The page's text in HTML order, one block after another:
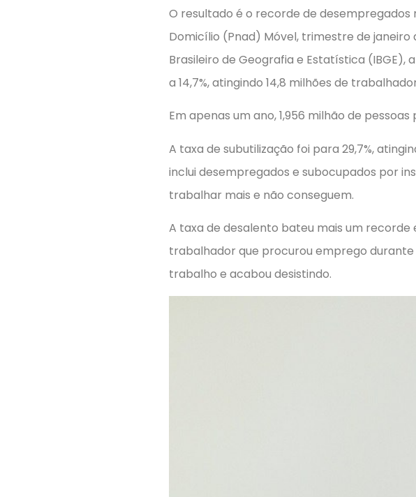
O resultado é o recorde de desempregados
Domicílio (Pnad) Móvel, trimestre de
Brasileiro de Geografia e Estatística
a 14,7%, atingindo 14,8 milhões de
Em apenas um ano, 1,956 milhão de
A taxa de subutilização foi para 29,7%,
inclui desempregados e subocupados por
trabalhar mais e não conseguem.
A taxa de desalento bateu mais um recorde
trabalhador que procurou emprego
trabalho e acabou desistindo.